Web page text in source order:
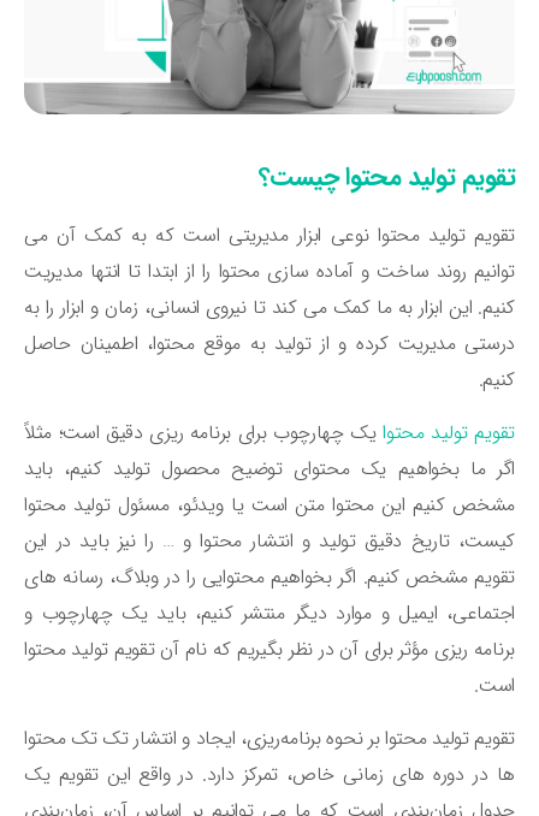
تولید محتوا چیست؟
تولید محتوا نوعی ابزار مدیریتی است که به کمک آن می
روند ساخت و آماده‌ سازی محتوا را از ابتدا تا انتها مدیریت
این ابزار به ما کمک می ‌کند تا نیروی انسانی، زمان و ابزار را به
مدیریت کرده و از تولید به موقع محتوا، اطمینان حاصل
تولید محتوایک چهارچوب برای برنامه‌ ریزی دقیق است؛ مثلاً
ما بخواهیم یک محتوای توضیح محصول تولید کنیم، باید
کنیم این محتوا متن است یا ویدئو، مسئول تولید محتوا
تاریخ دقیق تولید و انتشار محتوا و … را نیز باید در این
مشخص کنیم. اگر بخواهیم محتوایی را در وبلاگ، رسانه‌ های
ایمیل و موارد دیگر منتشر کنیم، باید یک چهارچوب و
ریزی مؤثر برای آن در نظر بگیریم که نام آن تقویم تولید محتوا
تولید محتوا بر نحوه برنامه‌ریزی، ایجاد و انتشار تک تک محتوا
در دوره‌ های زمانی خاص، تمرکز دارد. در واقع این تقویم یک